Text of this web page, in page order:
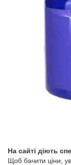
На сайті діють
Щоб бачити ціни,